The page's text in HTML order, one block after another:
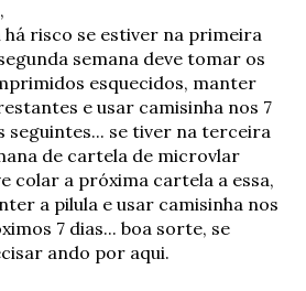
há risco se estiver na primeira
semana deve tomar os
esquecidos, manter
e usar camisinha nos 7
seguintes... se tiver na terceira
de cartela de microvlar
colar a próxima cartela a essa,
a pilula e usar camisinha nos
7 dias... boa sorte, se
ando por aqui.